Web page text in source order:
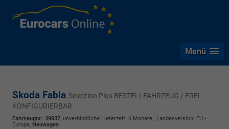
Menü
Skoda Fabia Selection Plus BESTELLFAHRZEUG / FREI
KONFIGURIERBAR
Fahrzeugnr.: 39837, unverbindliche Lieferzeit: 6 Monate , Landesversion: EU -
Europa, Neuwagen